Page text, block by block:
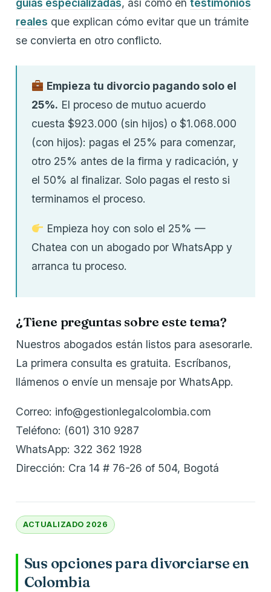
guías especializadas, así como en testimonios
reales que explican cómo evitar que un trámite
se convierta en otro conflicto.
Empieza tu divorcio pagando solo el
25%. El proceso de mutuo acuerdo
cuesta $923.000 (sin hijos) o $1.068.000
(con hijos): pagas el 25% para comenzar,
otro 25% antes de la firma y radicación, y
el 50% al finalizar. Solo pagas el resto si
terminamos el proceso.
Empieza hoy con solo el 25% —
Chatea con un abogado por WhatsApp y
arranca tu proceso.
¿Tiene preguntas sobre este tema?
Nuestros abogados están listos para asesorarle.
La primera consulta es gratuita. Escríbanos,
llámenos o envíe un mensaje por WhatsApp.
Correo: info@gestionlegalcolombia.com
Teléfono: (601) 310 9287
WhatsApp: 322 362 1928
Dirección: Cra 14 # 76-26 of 504, Bogotá
ACTUALIZADO 2026
Sus opciones para divorciarse en
Colombia